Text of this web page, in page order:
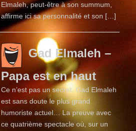
Elmaleh, peut-être à son summum,
affirme ici sa personnalité et son […]
Gad Elmaleh –
Papa est en haut
Ce n’est pas un secret, Gad Elmaleh
est sans doute le plus grand
humoriste actuel… La preuve avec
ce quatrième spectacle où, sur un